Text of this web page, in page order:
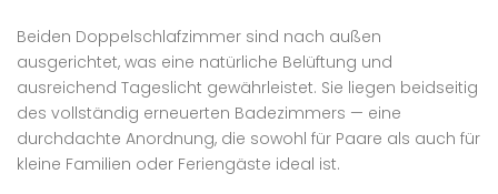
Beiden Doppelschlafzimmer sind nach außen
ausgerichtet, was eine natürliche Belüftung und
ausreichend Tageslicht gewährleistet. Sie liegen beidseitig
des vollständig erneuerten Badezimmers — eine
durchdachte Anordnung, die sowohl für Paare als auch für
kleine Familien oder Feriengäste ideal ist.